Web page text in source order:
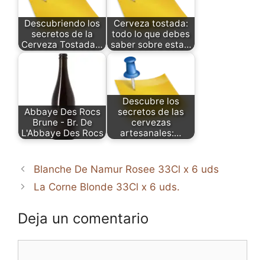
Descubriendo los
secretos de la
Cerveza Tostada…
Cerveza tostada:
todo lo que debes
saber sobre esta…
Abbaye Des Rocs
Brune - Br. De
L'Abbaye Des Rocs
Descubre los
secretos de las
cervezas
artesanales:…
Blanche De Namur Rosee 33Cl x 6 uds
La Corne Blonde 33Cl x 6 uds.
Deja un comentario